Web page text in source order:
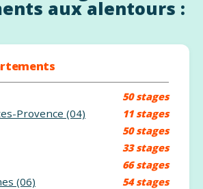
aux alentours :
50 stages
Provence (04) 11 stages
50 stages
33 stages
66 stages
(06) 54 stages